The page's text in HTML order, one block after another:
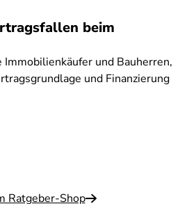
beim
und Bauherren,
und Finanzierung
Ratgeber-Shop